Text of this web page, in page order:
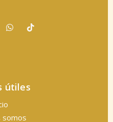
útiles
somos